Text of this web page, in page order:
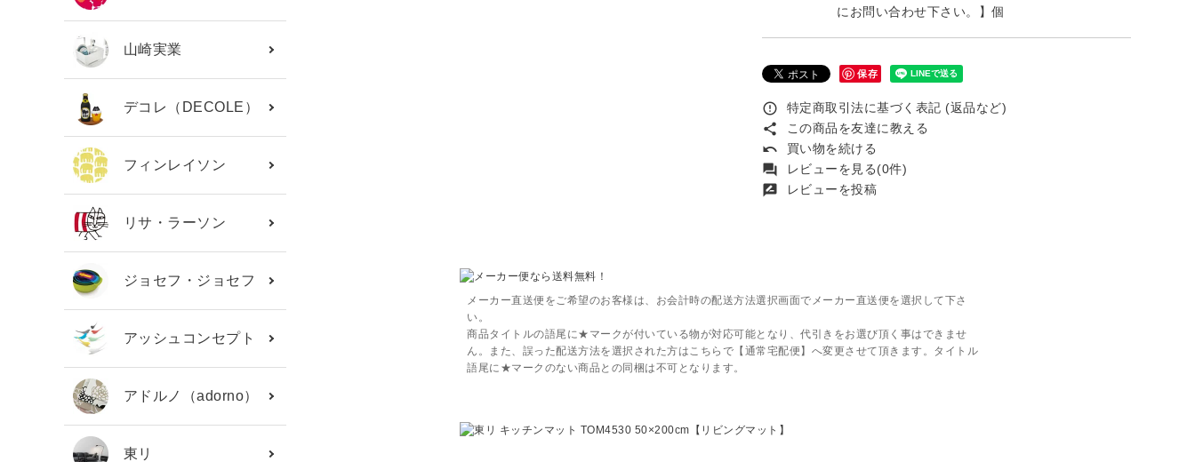
山崎実業
デコレ（DECOLE）
フィンレイソン
リサ・ラーソン
ジョセフ・ジョセフ
アッシュコンセプト
アドルノ（adorno）
東リ
にお問い合わせ下さい。】個
保存
error_outline 特定商取引法に基づく表記 (返品など)
share この商品を友達に教える
undo 買い物を続ける
forum レビューを見る(0件)
rate_review レビューを投稿
メーカー直送便をご希望のお客様は、お会計時の配送方法選択画面でメーカー直送便を選択して下さ
い。
商品タイトルの語尾に★マークが付いている物が対応可能となり、代引きをお選び頂く事はできませ
ん。また、誤った配送方法を選択された方はこちらで【通常宅配便】へ変更させて頂きます。タイトル
語尾に★マークのない商品との同梱は不可となります。